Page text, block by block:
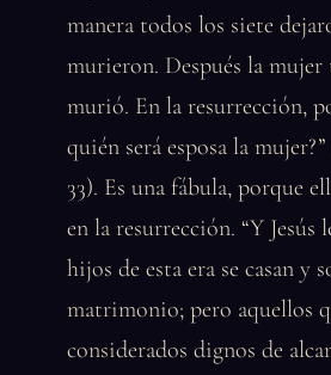
manera todos los siete
murieron. Después la
murió. En la resurrección,
quién será esposa la
33). Es una fábula, porque
en la resurrección. “Y Jesús
hijos de esta era se casan y
matrimonio; pero aquellos
considerados dignos de